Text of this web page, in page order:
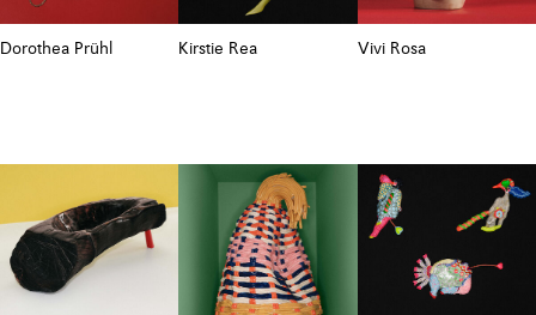
Dorothea Prühl Kirstie Rea Vivi Rosa